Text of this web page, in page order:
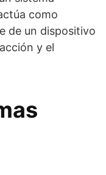
como
de un dispositivo
y el